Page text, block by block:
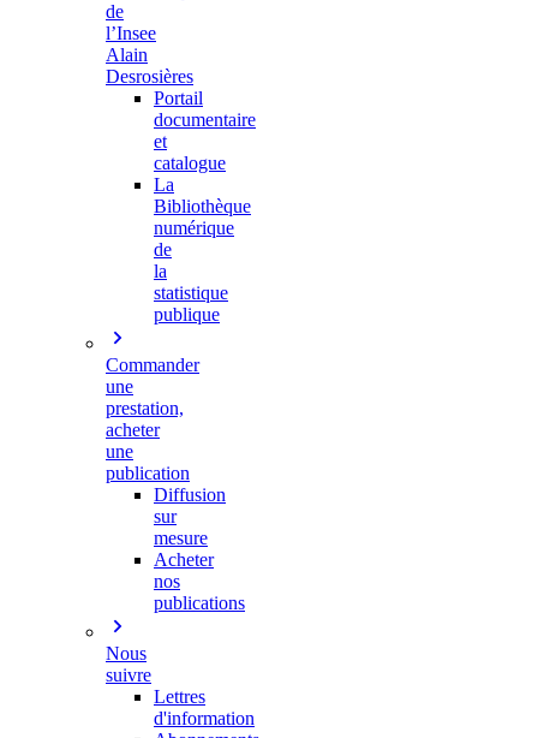
de
l’Insee
Alain
Desrosières
Portail
documentaire
et
catalogue
La
Bibliothèque
numérique
de
la
statistique
publique
Commander
une
prestation,
acheter
une
publication
Diffusion
sur
mesure
Acheter
nos
publications
Nous
suivre
Lettres
d'information